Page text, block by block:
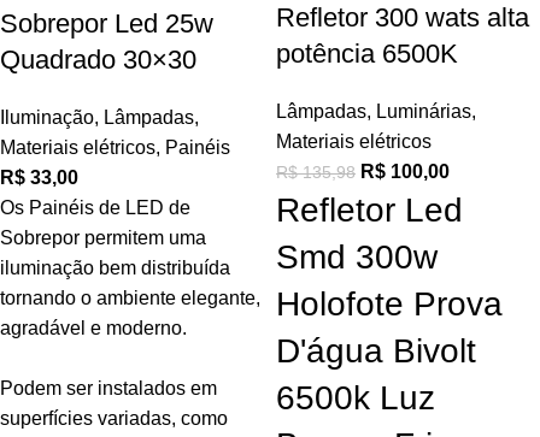
Sobrepor Led 25w
Quadrado 30×30
Iluminação, Lâmpadas,
Materiais elétricos, Painéis
R$ 33,00
Os Painéis de LED de
Sobrepor permitem uma
iluminação bem distribuída
tornando o ambiente elegante,
agradável e moderno.
Podem ser instalados em
superfícies variadas, como
Refletor 300 wats alta
potência 6500K
Lâmpadas, Luminárias,
Materiais elétricos
R$135,98 R$ 100,00
Refletor Led
Smd 300w
Holofote Prova
D'água Bivolt
6500k Luz